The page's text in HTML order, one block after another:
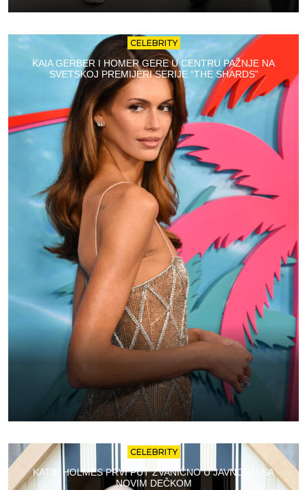
CELEBRITY
KAIA GERBER I HOMER GERE U CENTRU PAŽNJE NA
SVETSKOJ PREMIJERI SERIJE “THE SHARDS”
CELEBRITY
KATIE HOLMES PRVI PUT ZVANIČNO U JAVNOSTI SA
NOVIM DEČKOM